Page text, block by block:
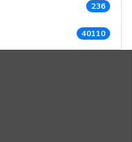
236
40110